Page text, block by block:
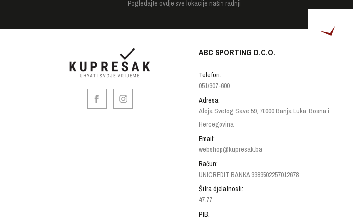
Pogledajte ovdje sve lokacije naših radnji
ABC SPORTING D.O.O.
Telefon:
051/307-600
Adresa:
Aleja Svetog Save 59, 78000 Banja Luka, Bosna i
Hercegovina
Email:
webshop@kupresak.ba
Račun:
UNICREDIT BANKA 3383502257012678
Šifra djelatnosti:
47.77
PIB: